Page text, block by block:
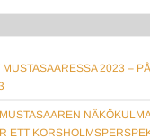
MUSTASAARESSA 2023 –
ETT